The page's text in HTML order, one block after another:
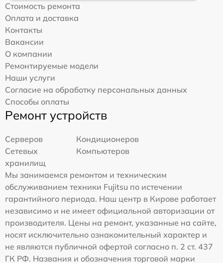
Стоимость ремонта
Оплата и доставка
Контакты
Вакансии
О компании
Ремонтируемые модели
Наши услуги
Согласие на обработку персональных данных
Способы оплаты
Ремонт устройств
Серверов
Кондиционеров
Сетевых
хранилищ
Компьютеров
Мы занимаемся ремонтом и техническим
обслуживанием техники Fujitsu по истечении
гарантийного периода. Наш центр в Кирове работает
независимо и не имеет официальной авторизации от
производителя. Цены на ремонт, указанные на сайте,
носят исключительно ознакомительный характер и
не являются публичной офертой согласно п. 2 ст. 437
ГК РФ. Названия и обозначения торговой марки